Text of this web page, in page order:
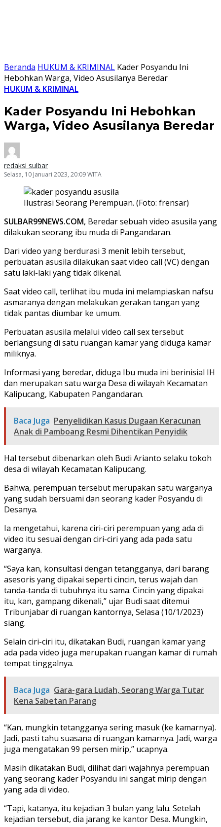
Beranda HUKUM & KRIMINAL Kader Posyandu Ini
Hebohkan Warga, Video Asusilanya Beredar
HUKUM & KRIMINAL
Kader Posyandu Ini Hebohkan
Warga, Video Asusilanya Beredar
redaksi sulbar
Selasa, 10 Januari 2023, 20:09 WITA
Ilustrasi Seorang Perempuan. (Foto: frensar)
SULBAR99NEWS.COM, Beredar sebuah video asusila yang
dilakukan seorang ibu muda di Pangandaran.
Dari video yang berdurasi 3 menit lebih tersebut,
perbuatan asusila dilakukan saat video call (VC) dengan
satu laki-laki yang tidak dikenal.
Saat video call, terlihat ibu muda ini melampiaskan nafsu
asmaranya dengan melakukan gerakan tangan yang
tidak pantas diumbar ke umum.
Perbuatan asusila melalui video call sex tersebut
berlangsung di satu ruangan kamar yang diduga kamar
miliknya.
Informasi yang beredar, diduga Ibu muda ini berinisial IH
dan merupakan satu warga Desa di wilayah Kecamatan
Kalipucang, Kabupaten Pangandaran.
Baca Juga Penyelidikan Kasus Dugaan Keracunan
Anak di Pamboang Resmi Dihentikan Penyidik
Hal tersebut dibenarkan oleh Budi Arianto selaku tokoh
desa di wilayah Kecamatan Kalipucang.
Bahwa, perempuan tersebut merupakan satu warganya
yang sudah bersuami dan seorang kader Posyandu di
Desanya.
Ia mengetahui, karena ciri-ciri perempuan yang ada di
video itu sesuai dengan ciri-ciri yang ada pada satu
warganya.
“Saya kan, konsultasi dengan tetangganya, dari barang
asesoris yang dipakai seperti cincin, terus wajah dan
tanda-tanda di tubuhnya itu sama. Cincin yang dipakai
itu, kan, gampang dikenali,” ujar Budi saat ditemui
Tribunjabar di ruangan kantornya, Selasa (10/1/2023)
siang.
Selain ciri-ciri itu, dikatakan Budi, ruangan kamar yang
ada pada video juga merupakan ruangan kamar di rumah
tempat tinggalnya.
Baca Juga Gara-gara Ludah, Seorang Warga Tutar
Kena Sabetan Parang
“Kan, mungkin tetangganya sering masuk (ke kamarnya).
Jadi, pasti tahu suasana di ruangan kamarnya. Jadi, warga
juga mengatakan 99 persen mirip,” ucapnya.
Masih dikatakan Budi, dilihat dari wajahnya perempuan
yang seorang kader Posyandu ini sangat mirip dengan
yang ada di video.
“Tapi, katanya, itu kejadian 3 bulan yang lalu. Setelah
kejadian tersebut, dia jarang ke kantor Desa. Mungkin,